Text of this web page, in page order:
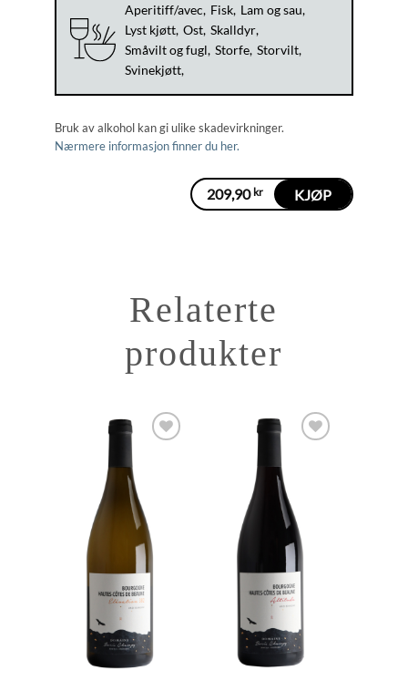
Aperitiff/avec Fisk Lam og sau
Lyst kjøtt Ost Skalldyr
Småvilt og fugl Storfe Storvilt
Svinekjøtt
Bruk av alkohol kan gi ulike skadevirkninger.
Nærmere informasjon finner du her.
209,90 kr KJØP
Relaterte
produkter